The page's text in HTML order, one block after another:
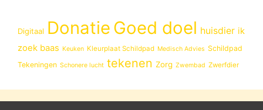
Digitaal Donatie Goed doel huisdier ik
zoek baas Keuken Kleurplaat Schildpad Medisch Advies Schildpad
Tekeningen Schonere lucht tekenen Zorg Zwembad Zwerfdier